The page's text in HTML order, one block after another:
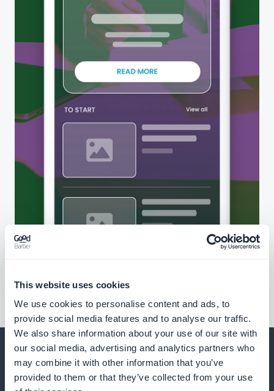
This website uses cookies
We use cookies to personalise content and ads, to
provide social media features and to analyse our traffic.
We also share information about your use of our site with
our social media, advertising and analytics partners who
may combine it with other information that you’ve
provided to them or that they’ve collected from your use